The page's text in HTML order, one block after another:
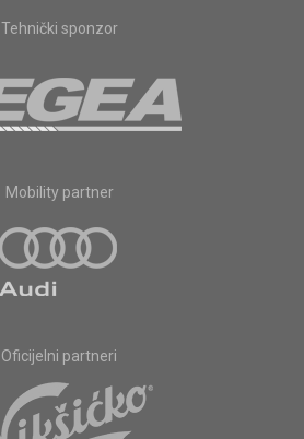
Tehnički sponzor
Mobility partner
Oficijelni partneri